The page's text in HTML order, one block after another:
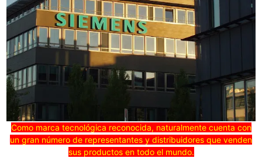
Como marca tecnológica reconocida, naturalmente cuenta con
un gran número de representantes y distribuidores que venden
sus productos en todo el mundo.